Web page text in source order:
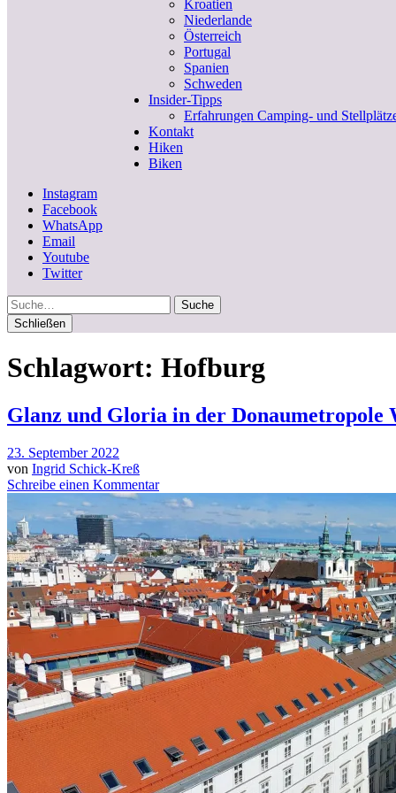
Kroatien
Niederlande
Österreich
Portugal
Spanien
Schweden
Insider-Tipps
Erfahrungen Camping- und
Kontakt
Hiken
Biken
Instagram
Facebook
WhatsApp
Email
Youtube
Twitter
Suche
Schließen
Schlagwort: Hofburg
Glanz und Gloria in der Donaumetropole
23. September 2022
von Ingrid Schick-Kreß
Schreibe einen Kommentar